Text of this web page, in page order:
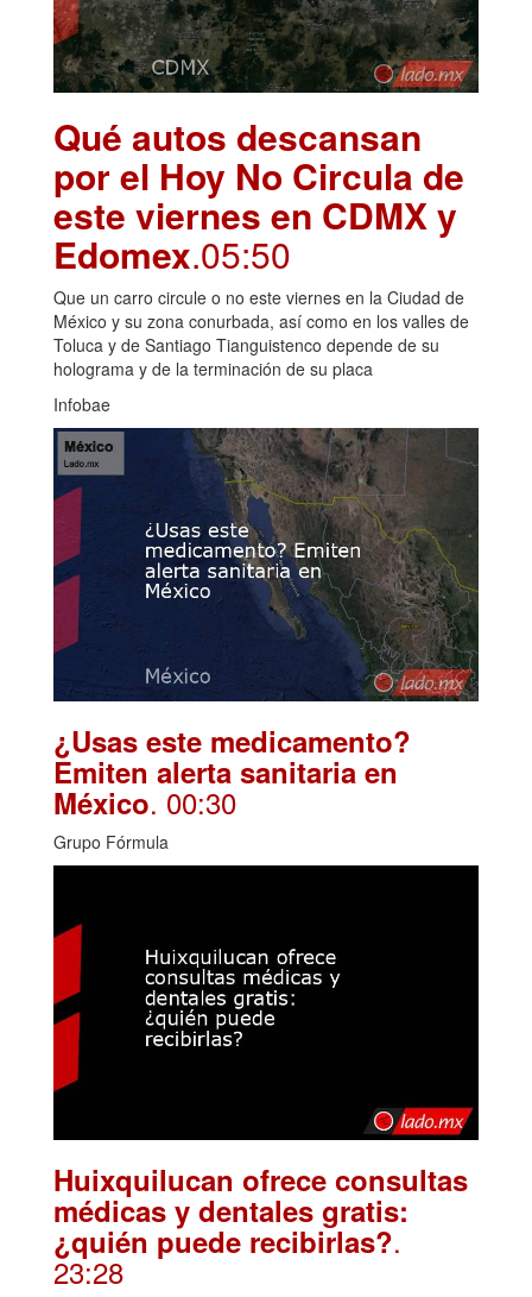
Qué autos descansan
por el Hoy No Circula de
este viernes en CDMX y
Edomex.05:50
Que un carro circule o no este viernes en la Ciudad de
México y su zona conurbada, así como en los valles de
Toluca y de Santiago Tianguistenco depende de su
holograma y de la terminación de su placa
Infobae
¿Usas este medicamento?
Emiten alerta sanitaria en
México. 00:30
Grupo Fórmula
Huixquilucan ofrece consultas
médicas y dentales gratis:
¿quién puede recibirlas?.
23:28